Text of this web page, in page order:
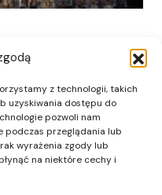
z technologii, takich
uzyskiwania dostępu do
pozwoli nam
podczas przeglądania lub
wyrażenia zgody lub
na niektóre cechy i